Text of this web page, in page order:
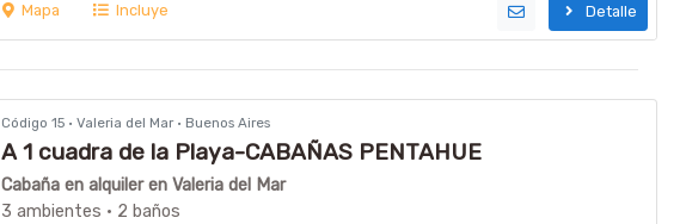
Mapa Incluye Detalle
Código 15 · Valeria del Mar · Buenos Aires
A 1 cuadra de la Playa-CABAÑAS PENTAHUE
Cabaña en alquiler en Valeria del Mar
3 ambientes · 2 baños